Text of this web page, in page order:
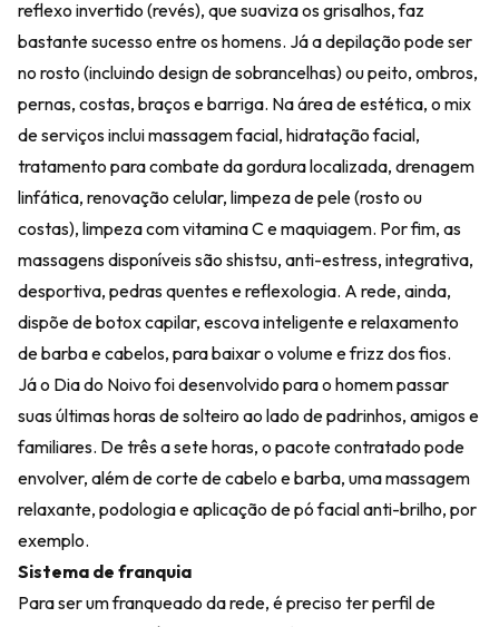
reflexo invertido (revés), que suaviza os grisalhos, faz
bastante sucesso entre os homens. Já a depilação pode ser
no rosto (incluindo design de sobrancelhas) ou peito, ombros,
pernas, costas, braços e barriga. Na área de estética, o mix
de serviços inclui massagem facial, hidratação facial,
tratamento para combate da gordura localizada, drenagem
linfática, renovação celular, limpeza de pele (rosto ou
costas), limpeza com vitamina C e maquiagem. Por fim, as
massagens disponíveis são shistsu, anti-estress, integrativa,
desportiva, pedras quentes e reflexologia. A rede, ainda,
dispõe de botox capilar, escova inteligente e relaxamento
de barba e cabelos, para baixar o volume e frizz dos fios.
Já o Dia do Noivo foi desenvolvido para o homem passar
suas últimas horas de solteiro ao lado de padrinhos, amigos e
familiares. De três a sete horas, o pacote contratado pode
envolver, além de corte de cabelo e barba, uma massagem
relaxante, podologia e aplicação de pó facial anti-brilho, por
exemplo.
Sistema de franquia
Para ser um franqueado da rede, é preciso ter perfil de